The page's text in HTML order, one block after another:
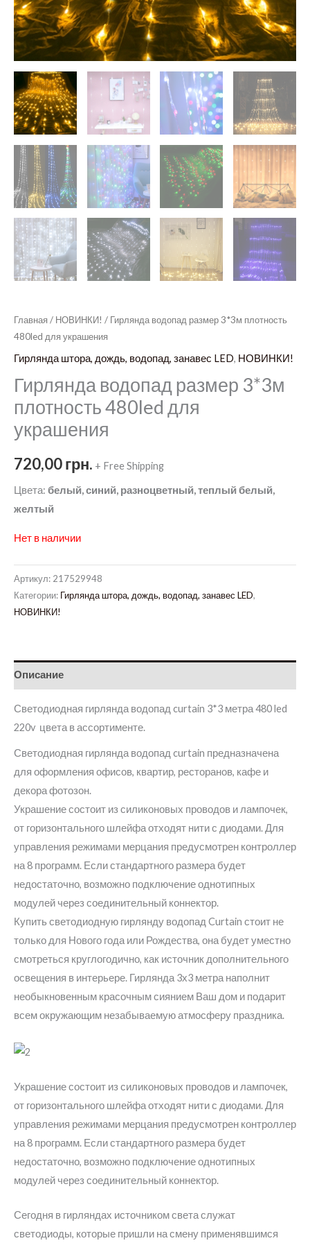
Главная / НОВИНКИ! / Гирлянда водопад размер 3*3м плотность
480led для украшения
Гирлянда штора, дождь, водопад, занавес LED, НОВИНКИ!
Гирлянда водопад размер 3*3м
плотность 480led для
украшения
720,00грн. + Free Shipping
Цвета: белый, синий, разноцветный, теплый белый,
желтый
Нет в наличии
Артикул: 217529948
Категории: Гирлянда штора, дождь, водопад, занавес LED,
НОВИНКИ!
Описание
Светодиодная гирлянда водопад curtain 3*3 метра 480 led
220v цвета в ассортименте.
Светодиодная гирлянда водопад curtain предназначена
для оформления офисов, квартир, ресторанов, кафе и
декора фотозон.
Украшение состоит из силиконовых проводов и лампочек,
от горизонтального шлейфа отходят нити с диодами. Для
управления режимами мерцания предусмотрен контроллер
на 8 программ. Если стандартного размера будет
недостаточно, возможно подключение однотипных
модулей через соединительный коннектор.
Купить светодиодную гирлянду водопад Curtain стоит не
только для Нового года или Рождества, она будет уместно
смотреться круглогодично, как источник дополнительного
освещения в интерьере. Гирлянда 3х3 метра наполнит
необыкновенным красочным сиянием Ваш дом и подарит
всем окружающим незабываемую атмосферу праздника.
Украшение состоит из силиконовых проводов и лампочек,
от горизонтального шлейфа отходят нити с диодами. Для
управления режимами мерцания предусмотрен контроллер
на 8 программ. Если стандартного размера будет
недостаточно, возможно подключение однотипных
модулей через соединительный коннектор.
Сегодня в гирляндах источником света служат
светодиоды, которые пришли на смену применявшимся